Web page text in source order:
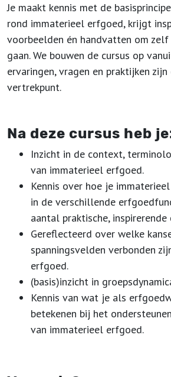
Je maakt kennis met de
rond immaterieel erfgoed, krijgt
voorbeelden én handvatten om
gaan. We bouwen de cursus op
ervaringen, vragen en praktijken
vertrekpunt.
Na deze cursus heb
Inzicht in de context,
van immaterieel erfgoed.
Kennis over hoe je
in de verschillende
aantal praktische, inspirerende
Gereflecteerd over welke
spanningsvelden verbonden
erfgoed.
(basis)inzicht in
Kennis van wat je als
betekenen bij het
van immaterieel erfgoed.